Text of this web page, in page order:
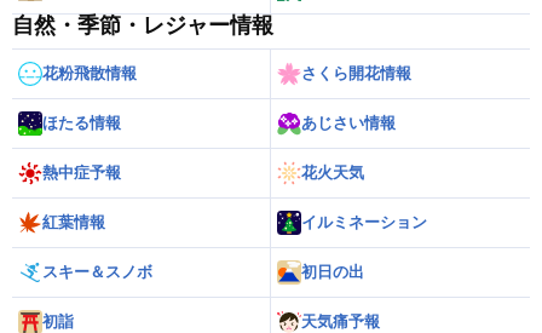
自然・季節・レジャー情報
花粉飛散情報 さくら開花情報
ほたる情報 あじさい情報
熱中症予報 花火天気
紅葉情報 イルミネーション
スキー＆スノボ 初日の出
初詣 天気痛予報